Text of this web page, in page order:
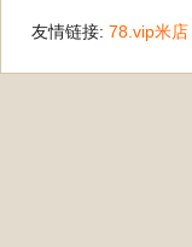
友情链接: 78.vip米店